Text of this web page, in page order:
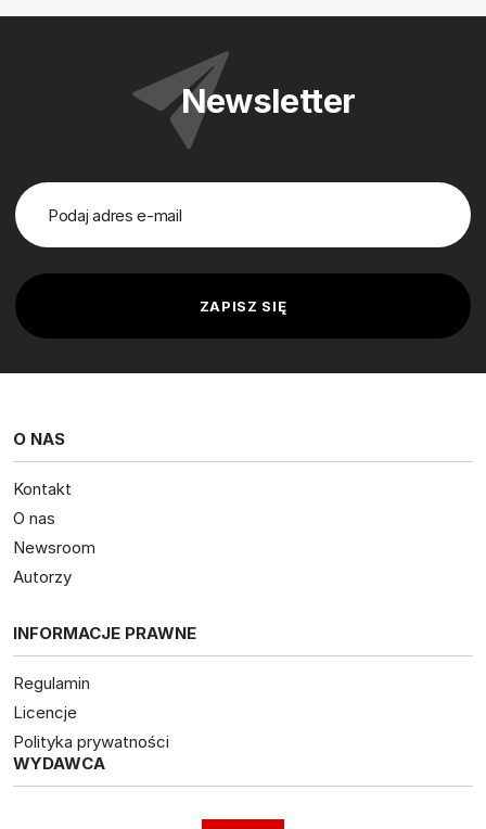
Newsletter
O NAS
Kontakt
O nas
Newsroom
Autorzy
INFORMACJE PRAWNE
Regulamin
Licencje
Polityka prywatności
WYDAWCA